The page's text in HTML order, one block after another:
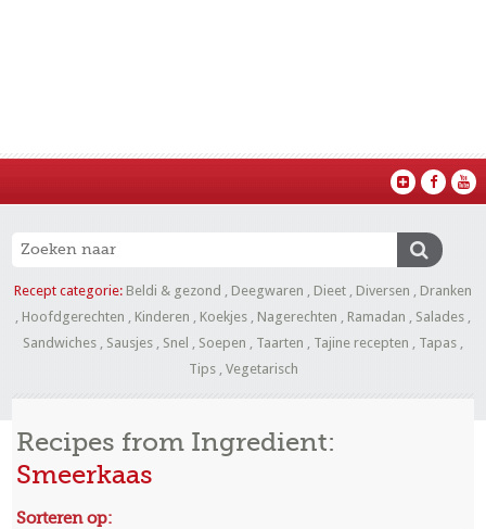
Recept categorie: Beldi & gezond , Deegwaren , Dieet , Diversen , Dranken
, Hoofdgerechten , Kinderen , Koekjes , Nagerechten , Ramadan , Salades ,
Sandwiches , Sausjes , Snel , Soepen , Taarten , Tajine recepten , Tapas ,
Tips, Vegetarisch
Recipes from Ingredient:
Smeerkaas
Sorteren op: